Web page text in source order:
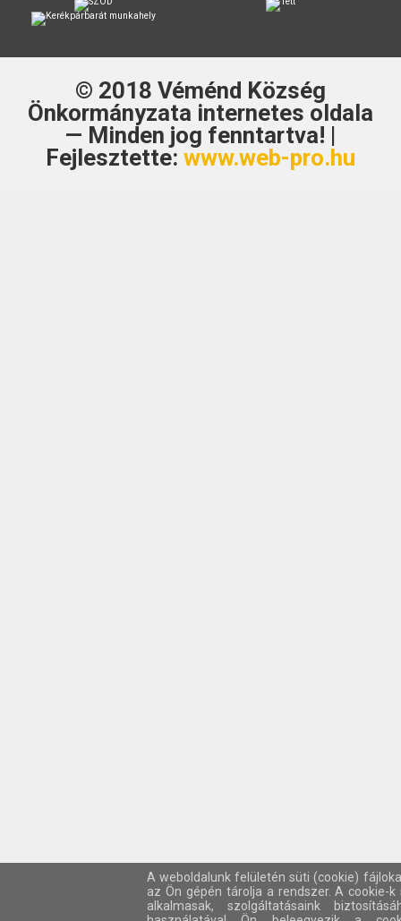
© 2018 Véménd Község
Önkormányzata internetes oldala
— Minden jog fenntartva! |
Fejlesztette: www.web-pro.hu
A weboldalunk felületén süti (cookie)
az Ön gépén tárolja a rendszer. A cookie-
alkalmasak, szolgáltatásaink